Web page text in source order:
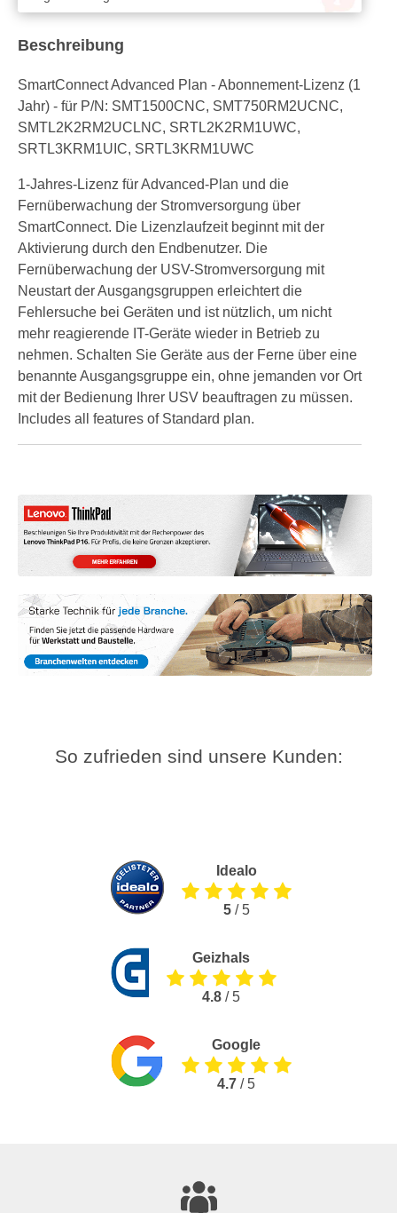
Beschreibung
SmartConnect Advanced Plan - Abonnement-Lizenz (1
Jahr) - für P/N: SMT1500CNC, SMT750RM2UCNC,
SMTL2K2RM2UCLNC, SRTL2K2RM1UWC,
SRTL3KRM1UIC, SRTL3KRM1UWC
1-Jahres-Lizenz für Advanced-Plan und die
Fernüberwachung der Stromversorgung über
SmartConnect. Die Lizenzlaufzeit beginnt mit der
Aktivierung durch den Endbenutzer. Die
Fernüberwachung der USV-Stromversorgung mit
Neustart der Ausgangsgruppen erleichtert die
Fehlersuche bei Geräten und ist nützlich, um nicht
mehr reagierende IT-Geräte wieder in Betrieb zu
nehmen. Schalten Sie Geräte aus der Ferne über eine
benannte Ausgangsgruppe ein, ohne jemanden vor Ort
mit der Bedienung Ihrer USV beauftragen zu müssen.
Includes all features of Standard plan.
So zufrieden sind unsere Kunden:
Idealo
5/ 5
Geizhals
4.8 / 5
Google
4.7 / 5